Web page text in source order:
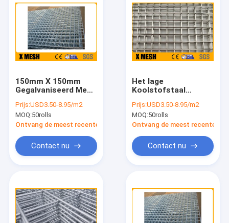
150mm X 150mm
Gegalvaniseerd Mesh
Prijs:USD3.50-8.95/m2
MOQ:50rolls
Ontvang de meest recente Prijs
Contact nu
Het lage
Koolstofstaal
Netwerk
Prijs:USD3.50-8.95/m2
MOQ:50rolls
Ontvang de meest recente
Contact nu